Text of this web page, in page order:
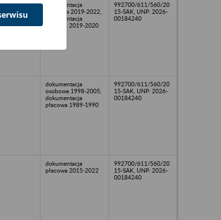
dokumentacja
osobowa 2019-2022,
dokumentacja
płacowa 2019-2020
992700/611/560/20
15-SAK, UNP: 2026-
00184240
dokumentacja
osobowa 1998-2005,
dokumentacja
płacowa 1989-1990
992700/611/560/20
15-SAK, UNP: 2026-
00184240
dokumentacja
płacowa 2015-2022
992700/611/560/20
15-SAK, UNP: 2026-
00184240